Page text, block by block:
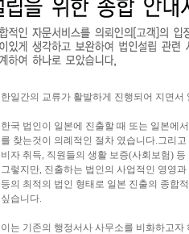
한일간의 교류가 활발하게 진행되어 지면
한국 법인이 일본에 진출할 때 또는 일본에
를 찾는것이 의례적인 절차 였습니다.그리
비자 취득, 직원들의 생활 보증(사회보험) 등
그렇지만, 진출하는 법인의 사업적인 영영
등의 최적의 법인 형태로 일본 진출의 종합
싶습니다.
이는 기존의 행정서사 사무소를 비화하고